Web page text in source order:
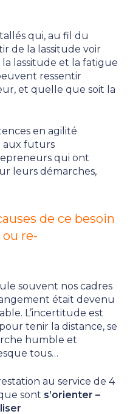
qui, au fil du
de la lassitude voir
lassitude et la fatigue
ressentir
et quelle que soit la
en agilité
aux futurs
qui ont
leurs démarches,
de ce besoin
re-
souvent nos cadres
était devenu
L’incertitude est
tenir la distance, se
humble et
tous…
au service de 4
sont s’orienter –